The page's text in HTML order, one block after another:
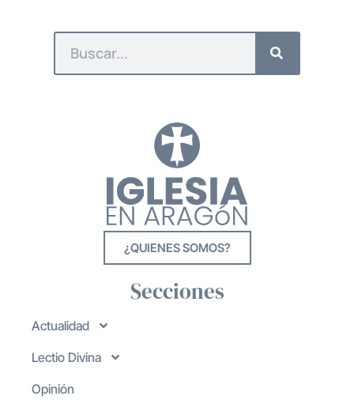
¿QUIENES SOMOS?
Secciones
Actualidad
Lectio Divina
Opinión